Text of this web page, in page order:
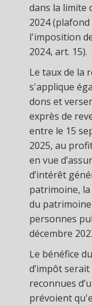
dans la limite
2024
l'imposition
2024, art. 15).
Le taux de la
s'applique
dons et
exprès de
entre le 15
2025, au
en vue
d’intérêt
patrimoine,
du
personnes
décembre
Le bénéfice
d’impôt
reconnues
prévoient